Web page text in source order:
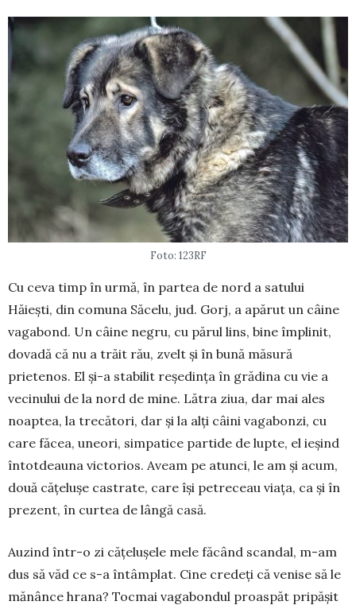
Foto: 123RF
Cu ceva timp în urmă, în partea de nord a sa­tu­lui
Hăiești, din comuna Săcelu, jud. Gorj, a apă­­rut un câine
vagabond. Un câine negru, cu părul lins, bine împlinit,
dovadă că nu a trăit rău, zvelt și în bu­nă măsură
prietenos. El și-a stabilit reședința în gră­dina cu vie a
vecinului de la nord de mine. Lătra zi­ua, dar mai ales
noaptea, la trecători, dar și la alți câini va­­ga­bonzi, cu
care făcea, uneori, sim­pa­tice par­ti­de de lup­te, el ieșind
întotdeauna victo­rios. Aveam pe a­tunci, le am și acum,
două cățelușe castrate, care își pe­tre­ceau viața, ca și în
prezent, în curtea de lângă casă.
Auzind într-o zi cățelușele mele făcând scandal, m-am
dus să văd ce s-a întâmplat. Cine credeți că ve­ni­se să le
mănânce hrana? Tocmai vagabondul proas­păt pripășit